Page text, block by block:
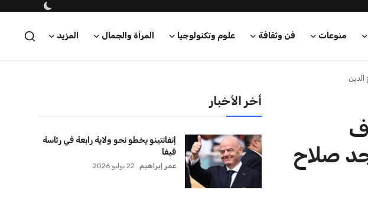
منوعات فن وثقافة علوم وتكنولوجيا المرأة والجمال المزيد
1448 في مسجد صلاح
أخر الأخبار
إنفانتينو يخطو نحو ولاية رابعة في رئاسة
فيفا
عمر إبراهيم 22 يوليو 2026